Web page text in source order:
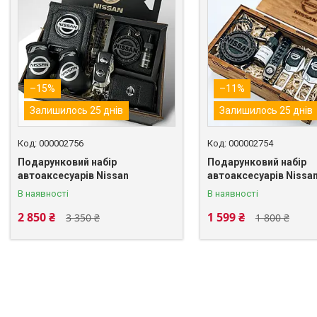
–15%
Залишилось 25 днів
000002756
Подарунковий набір
автоаксесуарів Nissan
В наявності
3 350 ₴
2 850 ₴
–11%
Залишилось 25 днів
000002754
Подарунковий набір
автоаксесуарів
В наявності
1 800 ₴
1 599 ₴